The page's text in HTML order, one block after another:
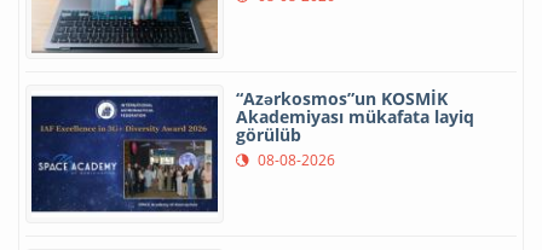
“Azərkosmos”un KOSMİK
Akademiyası mükafata layiq
görülüb
08-08-2026